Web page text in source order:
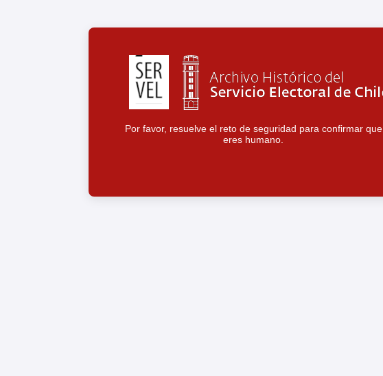
Por favor, resuelve el reto de seguridad para confirmar que
eres humano.